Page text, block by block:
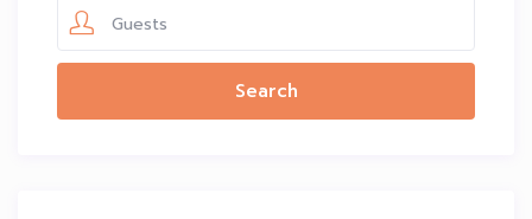
Guests